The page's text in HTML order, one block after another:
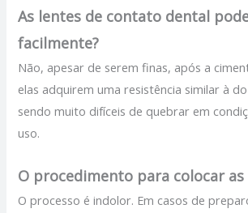
As lentes de contato dental
facilmente?
Não, apesar de serem finas, após a
elas adquirem uma resistência similar à
sendo muito difíceis de quebrar em
uso.
O procedimento para colocar as
O processo é indolor. Em casos de